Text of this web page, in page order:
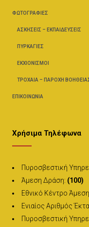
ΦΩΤΟΓΡΑΦΊΕΣ
ΑΣΚΉΣΕΙΣ – ΕΚΠΑΙΔΕΎΣΕΙΣ
ΠΥΡΚΑΓΙΈΣ
ΕΚΧΙΟΝΙΣΜΟΊ
ΤΡΟΧΑΊΑ – ΠΑΡΟΧΉ
ΕΠΙΚΟΙΝΩΝΊΑ
Χρήσιμα Τηλέφωνα
Πυροσβεστική
Άμεση Δράση: (100)
Εθνικό Κέντρο
Ενιαίος Αριθμός
Πυροσβεστική